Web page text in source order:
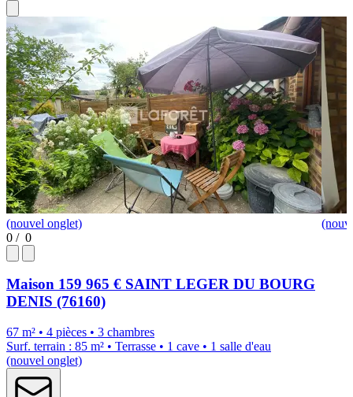
(nouvel onglet)
0 / 0
Maison 159 965 € SAINT LEGER DU BOURG
DENIS (76160)
67 m² • 4 pièces • 3 chambres
Surf. terrain : 85 m² • Terrasse • 1 cave • 1 salle d'eau
(nouvel onglet)